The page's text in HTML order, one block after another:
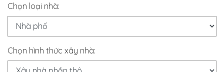
Chọn loại nhà:
Chọn hình thức xây nhà: